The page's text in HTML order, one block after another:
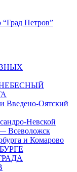
Петров”
Оятский
Невской
Всеволожск
и Комарово